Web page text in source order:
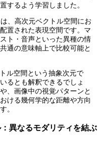
するよう学習しました。
、高次元ベクトル空間にお
置された表現空間です。マ
ト・音声といった異種の情
通の意味軸上で比較可能と
ル空間という抽象次元で
るとも解釈できるでしょ
、画像中の視覚パターンと
ける幾何学的な距離や方向
。
異なるモダリティを結ぶ